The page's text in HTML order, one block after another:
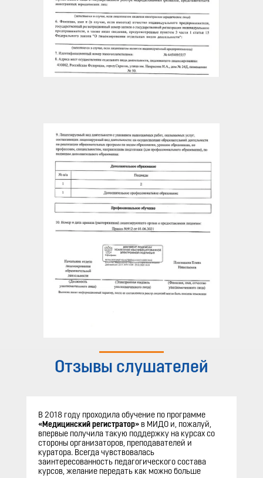
Отзывы слушателей
В 2018 году проходила обучение по программе
«Медицинский регистратор» в МИДО и, пожалуй,
впервые получила такую поддержку на курсах со
стороны организаторов, преподавателей и
куратора. Всегда чувствовалась
заинтересованность педагогического состава
курсов, желание передать как можно больше